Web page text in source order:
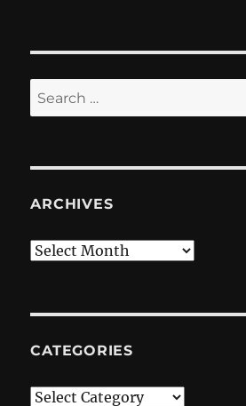
пососёте
Search
for:
ARCHIVES
Archives
CATEGORIES
Categories